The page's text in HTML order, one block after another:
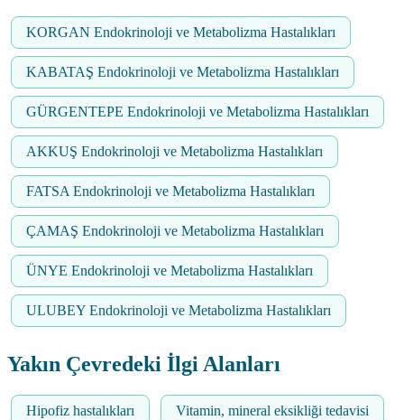
KORGAN Endokrinoloji ve Metabolizma Hastalıkları
KABATAŞ Endokrinoloji ve Metabolizma Hastalıkları
GÜRGENTEPE Endokrinoloji ve Metabolizma Hastalıkları
AKKUŞ Endokrinoloji ve Metabolizma Hastalıkları
FATSA Endokrinoloji ve Metabolizma Hastalıkları
ÇAMAŞ Endokrinoloji ve Metabolizma Hastalıkları
ÜNYE Endokrinoloji ve Metabolizma Hastalıkları
ULUBEY Endokrinoloji ve Metabolizma Hastalıkları
Yakın Çevredeki İlgi Alanları
Hipofiz hastalıkları Vitamin, mineral eksikliği tedavisi